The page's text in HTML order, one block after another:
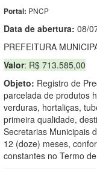
Portal: PNCP
Data de abertura: 08/
PREFEITURA
Valor: R$ 713.585,00
Objeto: Registro de
parcelada de produtos
verduras, hortaliças,
primeira qualidade,
Secretarias Municipais
12 (doze) meses,
constantes no Termo